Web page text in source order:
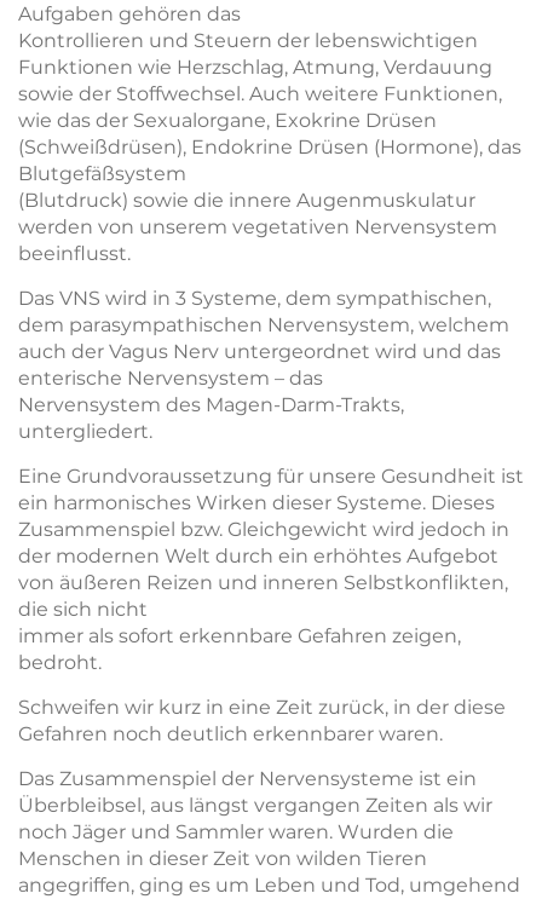
Aufgaben gehören das
Kontrollieren und Steuern der lebenswichtigen
Funktionen wie Herzschlag, Atmung, Verdauung
sowie der Stoffwechsel. Auch weitere Funktionen,
wie das der Sexualorgane, Exokrine Drüsen
(Schweißdrüsen), Endokrine Drüsen (Hormone), das
Blutgefäßsystem
(Blutdruck) sowie die innere Augenmuskulatur
werden von unserem vegetativen Nervensystem
beeinflusst.
Das VNS wird in 3 Systeme, dem sympathischen,
dem parasympathischen Nervensystem, welchem
auch der Vagus Nerv untergeordnet wird und das
enterische Nervensystem – das
Nervensystem des Magen-Darm-Trakts,
untergliedert.
Eine Grundvoraussetzung für unsere Gesundheit ist
ein harmonisches Wirken dieser Systeme. Dieses
Zusammenspiel bzw. Gleichgewicht wird jedoch in
der modernen Welt durch ein erhöhtes Aufgebot
von äußeren Reizen und inneren Selbstkonflikten,
die sich nicht
immer als sofort erkennbare Gefahren zeigen,
bedroht.
Schweifen wir kurz in eine Zeit zurück, in der diese
Gefahren noch deutlich erkennbarer waren.
Das Zusammenspiel der Nervensysteme ist ein
Überbleibsel, aus längst vergangen Zeiten als wir
noch Jäger und Sammler waren. Wurden die
Menschen in dieser Zeit von wilden Tieren
angegriffen, ging es um Leben und Tod, umgehend